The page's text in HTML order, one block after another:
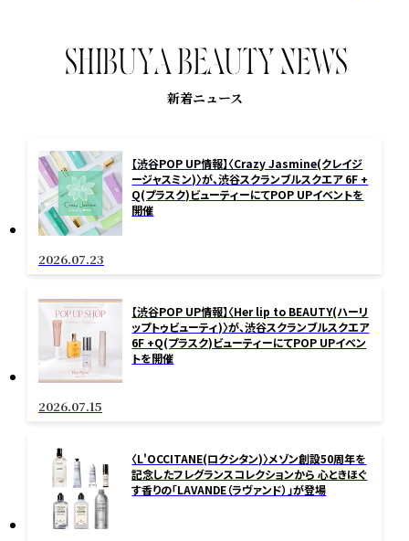
SHIBU YA BEAU T Y NEWS
新着ニュース
【渋谷POP UP情報】〈Crazy Jasmine(クレイジ
ージャスミン)〉が、渋谷スクランブルスクエア 6F +
Q(プラスク)ビューティーにてPOP UPイベントを
開催
2026.07.23
【渋谷POP UP情報】〈Her lip to BEAUTY(ハーリ
ップトゥビューティ)〉が、渋谷スクランブルスクエア
6F +Q(プラスク)ビューティーにてPOP UPイベン
トを開催
2026.07.15
〈L'OCCITANE(ロクシタン)〉メゾン創設50周年を
記念したフレグランスコレクションから 心ときほぐ
す香りの「LAVANDE（ラヴァンド）」が登場